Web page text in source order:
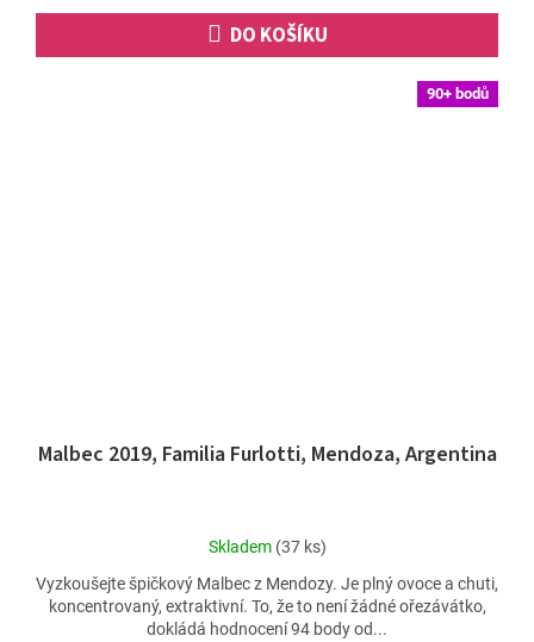
DO KOŠÍKU
90+ bodů
Malbec 2019, Familia Furlotti, Mendoza, Argentina
Průměrné
produktu
je
4,9
Skladem (37 ks)
Vyzkoušejte špičkový Malbec z Mendozy. Je plný ovoce a chuti,
koncentrovaný, extraktivní. To, že to není žádné ořezávátko,
dokládá hodnocení 94 body od...